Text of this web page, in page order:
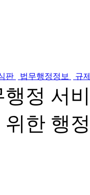
판 법무행정정보 규
정 서
한 행